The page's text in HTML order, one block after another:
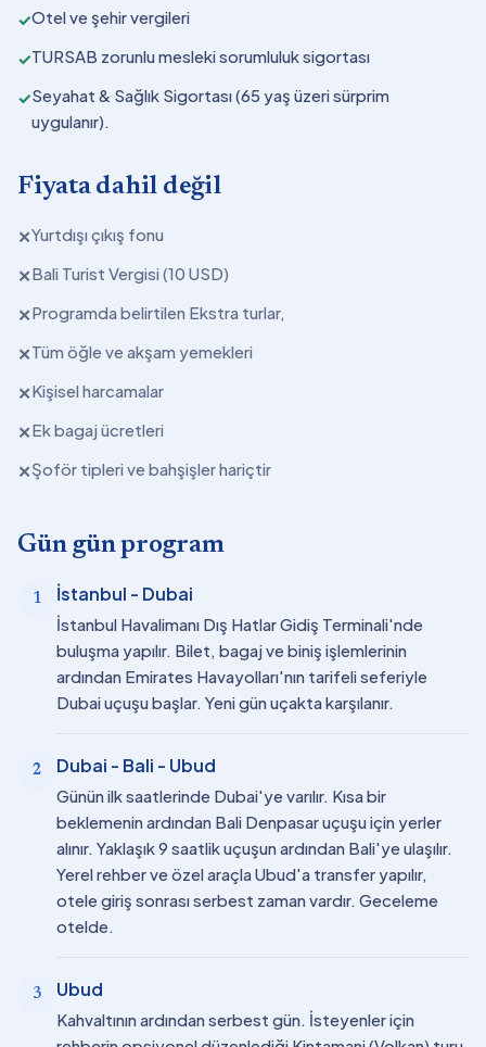
✓Otel ve şehir vergileri
✓TURSAB zorunlu mesleki sorumluluk sigortası
✓Seyahat & Sağlık Sigortası (65 yaş üzeri sürprim
uygulanır).
Fiyata dahil değil
✕Yurtdışı çıkış fonu
✕Bali Turist Vergisi (10 USD)
✕Programda belirtilen Ekstra turlar,
✕Tüm öğle ve akşam yemekleri
✕Kişisel harcamalar
✕Ek bagaj ücretleri
✕Şoför tipleri ve bahşişler hariçtir
Gün gün program
1 İstanbul - Dubai
İstanbul Havalimanı Dış Hatlar Gidiş Terminali'nde
buluşma yapılır. Bilet, bagaj ve biniş işlemlerinin
ardından Emirates Havayolları'nın tarifeli seferiyle
Dubai uçuşu başlar. Yeni gün uçakta karşılanır.
2 Dubai - Bali - Ubud
Günün ilk saatlerinde Dubai'ye varılır. Kısa bir
beklemenin ardından Bali Denpasar uçuşu için yerler
alınır. Yaklaşık 9 saatlik uçuşun ardından Bali'ye ulaşılır.
Yerel rehber ve özel araçla Ubud'a transfer yapılır,
otele giriş sonrası serbest zaman vardır. Geceleme
otelde.
3 Ubud
Kahvaltının ardından serbest gün. İsteyenler için